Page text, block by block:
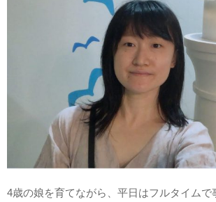
4歳の娘を育てながら、平日はフルタイムで